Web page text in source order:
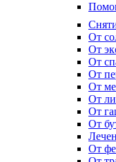
От
От
От
От
От
От
От
От
От